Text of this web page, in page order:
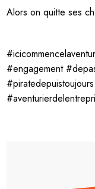
Alors on quitte ses
#engagement